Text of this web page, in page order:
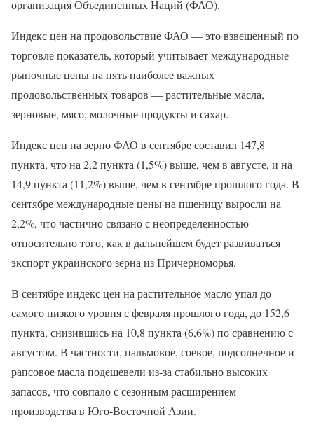
организация Объединенных Наций (ФАО).
Индекс цен на продовольствие ФАО — это взвешенный по
торговле показатель, который учитывает международные
рыночные цены на пять наиболее важных
продовольственных товаров — растительные масла,
зерновые, мясо, молочные продукты и сахар.
Индекс цен на зерно ФАО в сентябре составил 147,8
пункта, что на 2,2 пункта (1,5%) выше, чем в августе, и на
14,9 пункта (11,2%) выше, чем в сентябре прошлого года. В
сентябре международные цены на пшеницу выросли на
2,2%, что частично связано с неопределенностью
относительно того, как в дальнейшем будет развиваться
экспорт украинского зерна из Причерноморья.
В сентябре индекс цен на растительное масло упал до
самого низкого уровня с февраля прошлого года, до 152,6
пункта, снизившись на 10,8 пункта (6,6%) по сравнению с
августом. В частности, пальмовое, соевое, подсолнечное и
рапсовое масла подешевели из-за стабильно высоких
запасов, что совпало с сезонным расширением
производства в Юго-Восточной Азии.